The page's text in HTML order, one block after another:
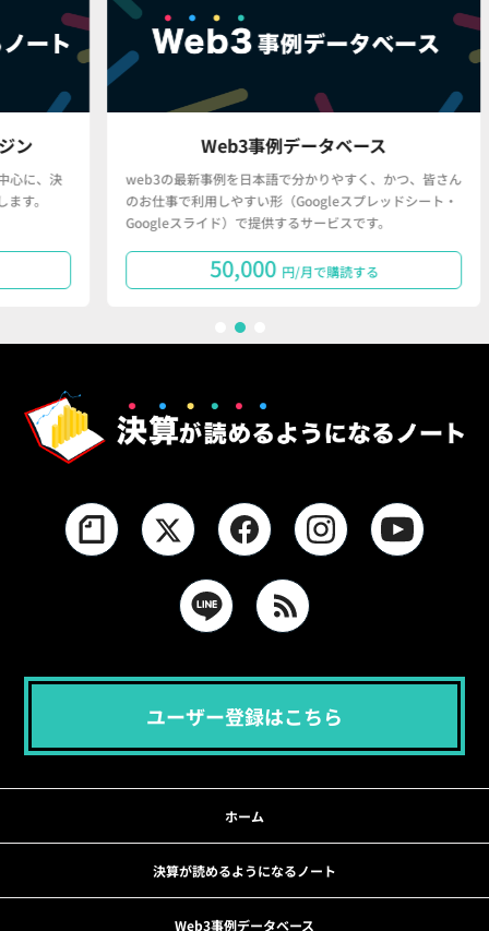
Web3事例データベース
web3の最新事例を日本語で分かりやすく、かつ、皆さん
のお仕事で利用しやすい形（Googleスプレッドシート・
Googleスライド）で提供するサービスです。
50,000 円/月で購読する
ユーザー登録はこちら
ホーム
決算が読めるようになるノート
Web3事例データベース